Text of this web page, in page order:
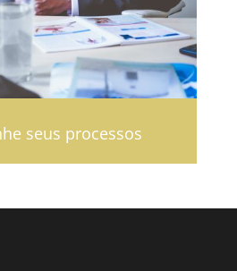
seus processos